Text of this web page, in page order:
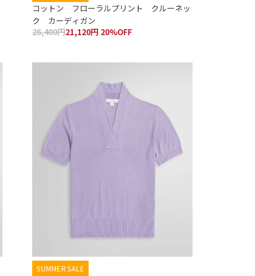
コットン フローラルプリント クルーネッ
ク カーディガン
26,400円21,120円 20%OFF
SUMMER SALE